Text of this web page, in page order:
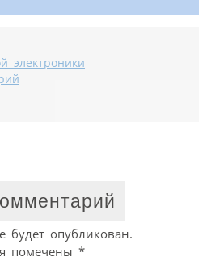
электроники
будет опубликован.
помечены *